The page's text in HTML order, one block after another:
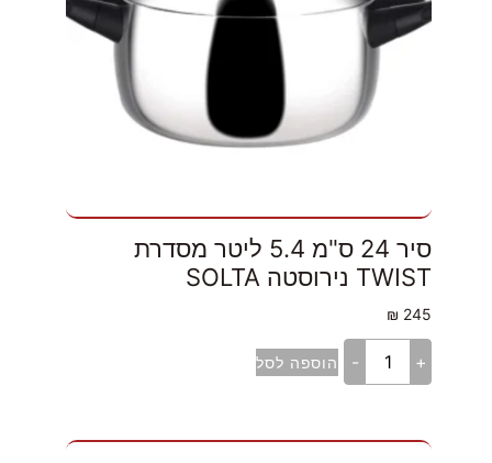
סיר 24 ס"מ 5.4 ליטר מסדרת
TWIST נירוסטה SOLTA
245
₪
+
- הוספה לסל